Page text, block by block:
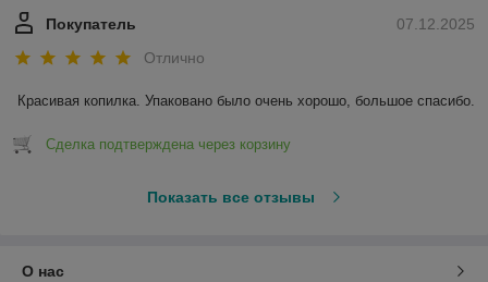
07.12.2025
Покупатель
Отлично
Красивая копилка. Упаковано было очень хорошо, большое спасибо.
Сделка подтверждена через корзину
Показать все отзывы
О нас